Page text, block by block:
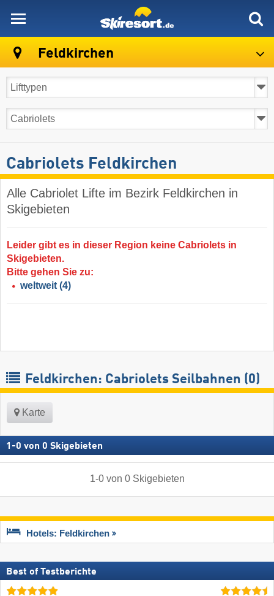
Feldkirchen
Cabriolets Feldkirchen
Alle Cabriolet Lifte im Bezirk Feldkirchen in
Skigebieten
Leider gibt es in dieser Region keine Cabriolets in
Skigebieten.
Bitte gehen Sie zu:
weltweit (4)
Feldkirchen: Cabriolets Seilbahnen (0)
Karte
1 -0 von 0 Skigebieten
1-0von 0 Skigebieten
Hotels: Feldkirchen
Best of Testberichte